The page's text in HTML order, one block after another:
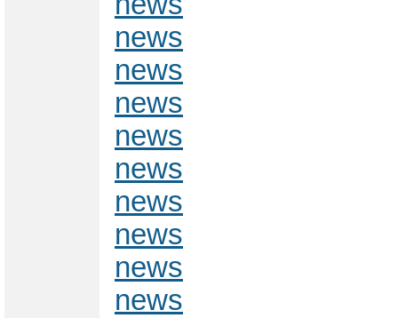
news
news
news
news
news
news
news
news
news